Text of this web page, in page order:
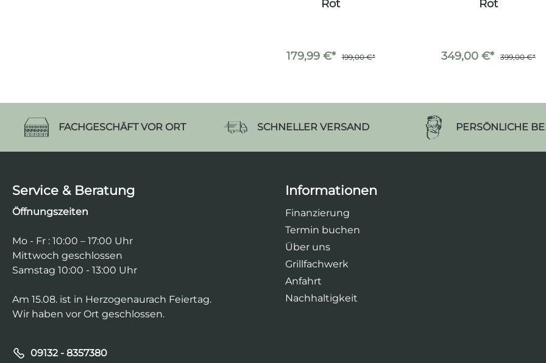
Rot
179,99 €* 199,00 €*
Rot
349,00 €* 399,00 €*
FACHGESCHÄFT VOR ORT SCHNELLER VERSAND PERSÖNLICHE
Service & Beratung
Öffnungszeiten
Mo - Fr : 10:00 – 17:00 Uhr
Mittwoch geschlossen
Samstag 10:00 - 13:00 Uhr
Am 15.08. ist in Herzogenaurach Feiertag.
Wir haben vor Ort geschlossen.
09132 - 8357380‬
Informationen
Finanzierung
Termin buchen
Über uns
Grillfachwerk
Anfahrt
Nachhaltigkeit